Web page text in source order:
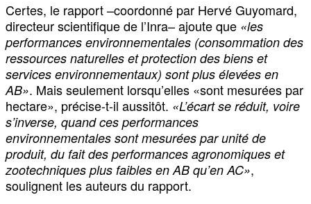
Certes, le rapport –coordonné par Hervé Guyomard,
directeur scientifique de l’Inra– ajoute que «les
performances environnementales (consommation des
ressources naturelles et protection des biens et
services environnementaux) sont plus élevées en
AB». Mais seulement lorsqu’elles «sont mesurées par
hectare», précise-t-il aussitôt. «L’écart se réduit, voire
s’inverse, quand ces performances
environnementales sont mesurées par unité de
produit, du fait des performances agronomiques et
zootechniques plus faibles en AB qu’en AC»,
soulignent les auteurs du rapport.